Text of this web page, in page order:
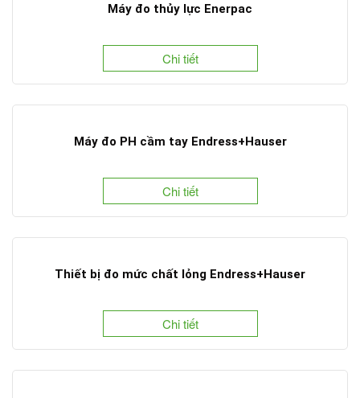
Máy đo thủy lực Enerpac
Chi tiết
Máy đo PH cầm tay Endress+Hauser
Chi tiết
Thiết bị đo mức chất lỏng Endress+Hauser
Chi tiết